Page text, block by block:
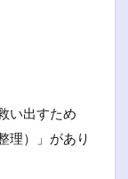
い出すため
理）」があり